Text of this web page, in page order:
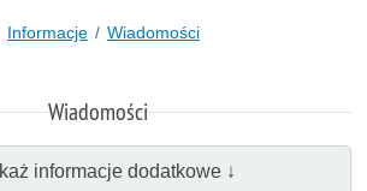
Informacje Wiadomości
Wiadomości
informacje dodatkowe ↓